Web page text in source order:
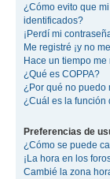
¿Cómo evito que
identificados?
¡Perdí mi
Me registré ¡y no
Hace un tiempo
¿Qué es COPPA?
¿Por qué no puedo
¿Cuál es la función
Preferencias de
¿Cómo se puede
¡La hora en los
Cambié la zona